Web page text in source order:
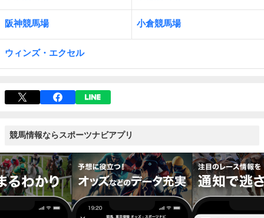
阪神競馬場 小倉競馬場
ウィンズ・エクセル
競馬情報ならスポーツナビアプリ